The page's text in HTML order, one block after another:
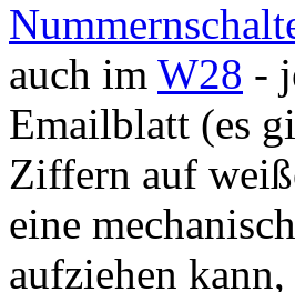
auch im W28 -
Emailblatt (es
Ziffern auf
eine
aufziehen